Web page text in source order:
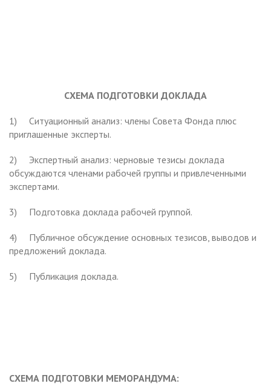
СХЕМА ПОДГОТОВКИ ДОКЛАДА
1) Ситуационный анализ: члены Совета Фонда плюс
приглашенные эксперты.
2) Экспертный анализ: черновые тезисы доклада
обсуждаются членами рабочей группы и привлеченными
экспертами.
3) Подготовка доклада рабочей группой.
4) Публичное обсуждение основных тезисов, выводов и
предложений доклада.
5) Публикация доклада.
СХЕМА ПОДГОТОВКИ МЕМОРАНДУМА: